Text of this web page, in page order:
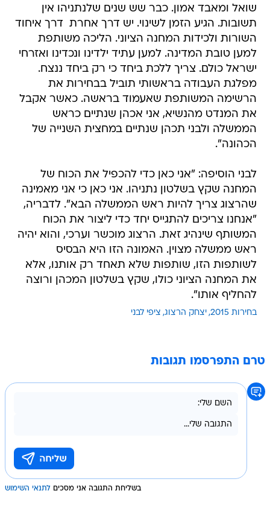
שואל ומאבד אמון. כבר שש שנים שלנתניהו אין
תשובות. הגיע הזמן לשינוי. יש דרך אחרת  דרך איחוד
השורות ולכידות המחנה הציוני. הליכה משותפת
למען טובת המדינה. למען עתיד ילדינו ונכדינו ואזרחי
ישראל כולם. צריך ללכת ביחד כי רק ביחד ננצח.
מפלגת העבודה בראשותי תוביל בבחירות את
הרשימה המשותפת שאעמוד בראשה. כאשר אקבל
את המנדט מהנשיא, אני אכהן שנתיים כראש
הממשלה ולבני תכהן שנתיים במחצית השנייה של
הכהונה".
לבני הוסיפה: "אני כאן כדי להכפיל את הכוח של
המחנה שקץ בשלטון נתניהו. אני כאן כי אני מאמינה
שהרצוג צריך להיות ראש הממשלה הבא". לדבריה,
"אנחנו צריכים להתגייס יחד כדי ליצור את הכוח
המשותף שינהיג זאת. הרצוג מוכשר וערכי, והוא יהיה
ראש ממשלה מצוין. האמונה הזו היא הבסיס
לשותפות הזו, שותפות שלא תאחד רק אותנו, אלא
את המחנה הציוני כולו, שקץ בשלטון המכהן ורוצה
להחליף אותו".
בחירות 2015 יצחק הרצוג ציפי לבני
טרם התפרסמו תגובות
בשליחת התגובה אני מסכים לתנאי השימוש